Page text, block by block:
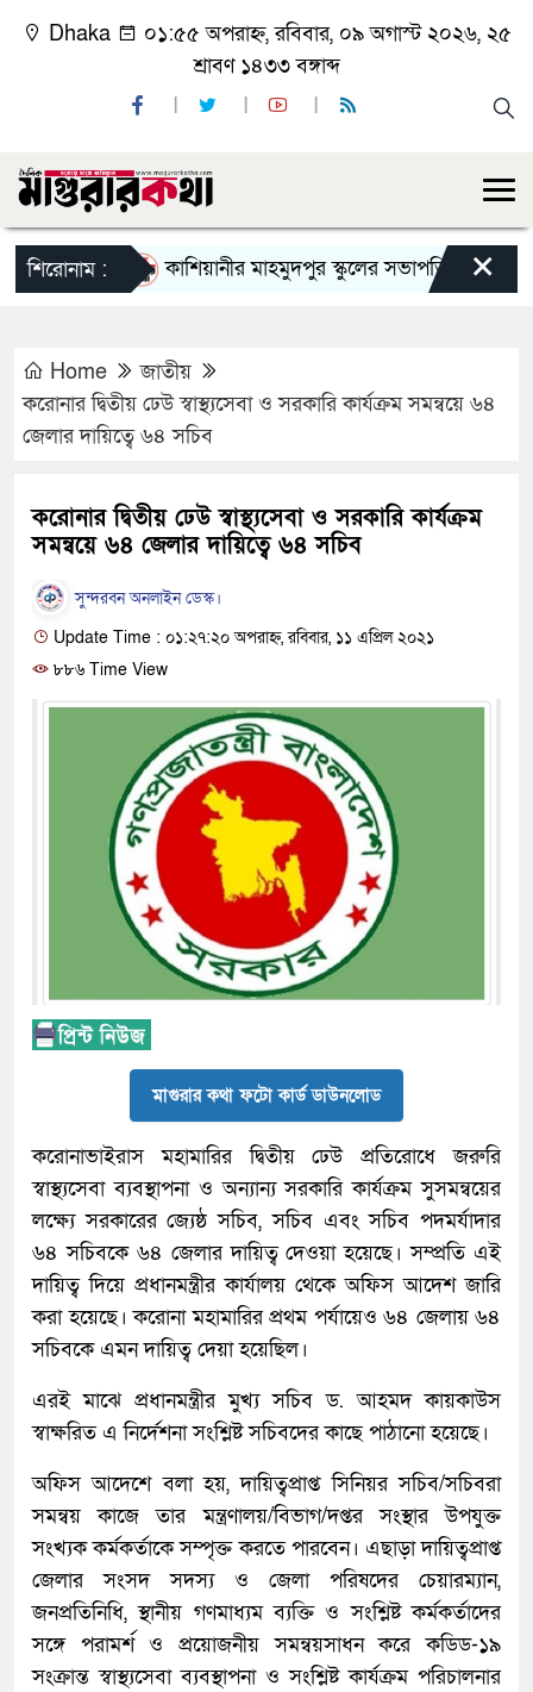
Dhaka
০১:৫৫ অপরাহ্ন, রবিবার, ০৯ অগাস্ট ২০২৬, ২৫
শ্রাবণ ১৪৩৩ বঙ্গাব্দ
শিরোনাম : কাশিয়ানীর মাহমুদপুর স্কুলের সভাপতি হলেন গোবিন্দ
×
Home
জাতীয়
করোনার দ্বিতীয় ঢেউ স্বাস্থ্যসেবা ও সরকারি কার্যক্রম সমন্বয়ে ৬৪
জেলার দায়িত্বে ৬৪ সচিব
করোনার দ্বিতীয় ঢেউ স্বাস্থ্যসেবা ও সরকারি কার্যক্রম
সমন্বয়ে ৬৪ জেলার দায়িত্বে ৬৪ সচিব
সুন্দরবন অনলাইন ডেস্ক।
Update Time : ০১:২৭:২০ অপরাহ্ন, রবিবার, ১১ এপ্রিল ২০২১
৮৮৬ Time View
মাগুরার কথা ফটো কার্ড ডাউনলোড
করোনাভাইরাস মহামারির দ্বিতীয় ঢেউ প্রতিরোধে জরুরি
স্বাস্থ্যসেবা ব্যবস্থাপনা ও অন্যান্য সরকারি কার্যক্রম সুসমন্বয়ের
লক্ষ্যে সরকারের জ্যেষ্ঠ সচিব, সচিব এবং সচিব পদমর্যাদার
৬৪ সচিবকে ৬৪ জেলার দায়িত্ব দেওয়া হয়েছে। সম্প্রতি এই
দায়িত্ব দিয়ে প্রধানমন্ত্রীর কার্যালয় থেকে অফিস আদেশ জারি
করা হয়েছে। করোনা মহামারির প্রথম পর্যায়েও ৬৪ জেলায় ৬৪
সচিবকে এমন দায়িত্ব দেয়া হয়েছিল।
এরই মাঝে প্রধানমন্ত্রীর মুখ্য সচিব ড. আহমদ কায়কাউস
স্বাক্ষরিত এ নির্দেশনা সংশ্লিষ্ট সচিবদের কাছে পাঠানো হয়েছে।
অফিস আদেশে বলা হয়, দায়িত্বপ্রাপ্ত সিনিয়র সচিব/সচিবরা
সমন্বয় কাজে তার মন্ত্রণালয়/বিভাগ/দপ্তর সংস্থার উপযুক্ত
সংখ্যক কর্মকর্তাকে সম্পৃক্ত করতে পারবেন। এছাড়া দায়িত্বপ্রাপ্ত
জেলার সংসদ সদস্য ও জেলা পরিষদের চেয়ারম্যান,
জনপ্রতিনিধি, স্থানীয় গণমাধ্যম ব্যক্তি ও সংশ্লিষ্ট কর্মকর্তাদের
সঙ্গে পরামর্শ ও প্রয়োজনীয় সমন্বয়সাধন করে কডিড-১৯
সংক্রান্ত স্বাস্থ্যসেবা ব্যবস্থাপনা ও সংশ্লিষ্ট কার্যক্রম পরিচালনার